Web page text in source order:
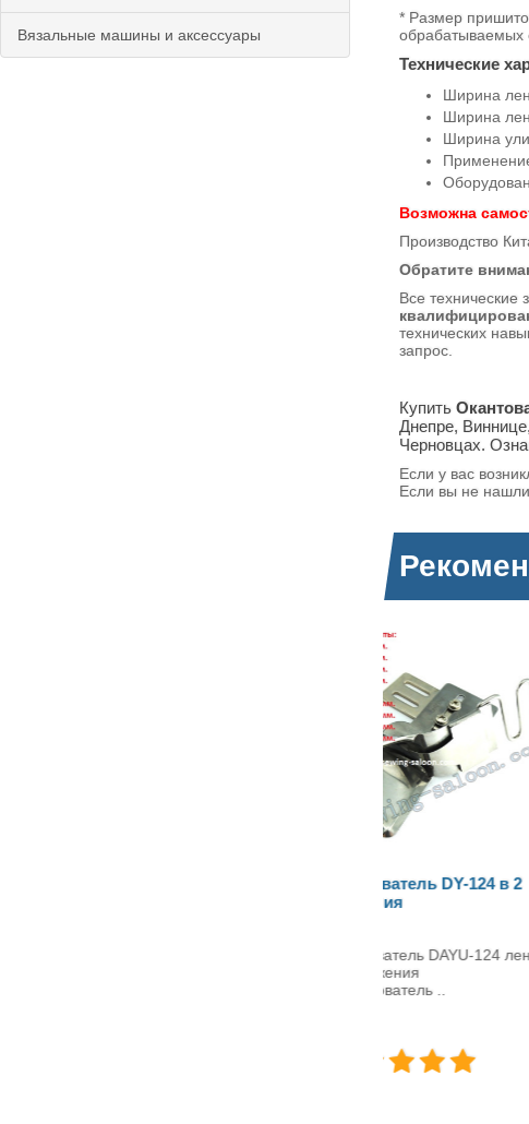
Вязальные машины и аксессуары
* Размер
обрабатываемых
Технические
Ширина
Ширина
Ширина
Возможна
Производство
Обратите
Все технические
технических
запрос.
Купить
Днепре,
Черновцах.
Если у вас
Если вы не нашли
Окантователь
сложения
Окантователь в
сложения A10
Окантовате..